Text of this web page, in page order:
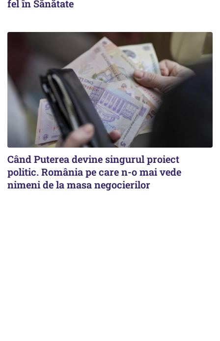
fel în Sănătate
Când Puterea devine singurul proiect
politic. România pe care n-o mai vede
nimeni de la masa negocierilor